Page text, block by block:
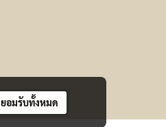
ยอมรับทั้งหมด